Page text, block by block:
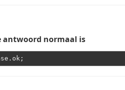
antwoord normaal is